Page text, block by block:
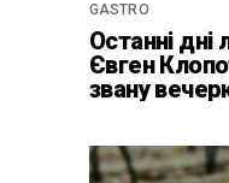
GASTRO
Останні дні
Євген
звану